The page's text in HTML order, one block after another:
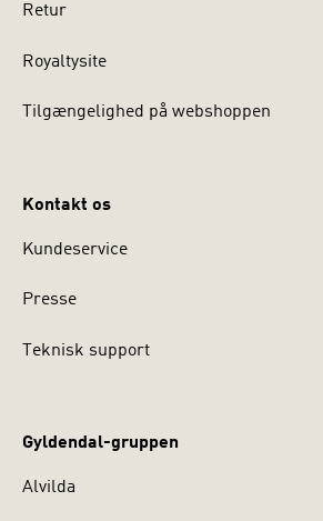
Retur
Royaltysite
Tilgængelighed på webshoppen
Kontakt os
Kundeservice
Presse
Teknisk support
Gyldendal-gruppen
Alvilda